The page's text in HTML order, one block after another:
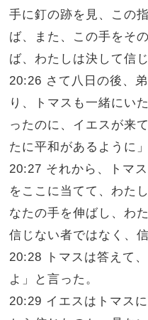
手に釘の跡を見、この
ば、また、この手をそ
ば、わたしは決して信
20:26 さて八日の後、
り、トマスも一緒にい
ったのに、イエスが来
たに平和があるように
20:27 それから、トマ
をここに当てて、わた
なたの手を伸ばし、わ
信じない者ではなく、
20:28 トマスは答えて
よ」と言った。
20:29 イエスはトマス